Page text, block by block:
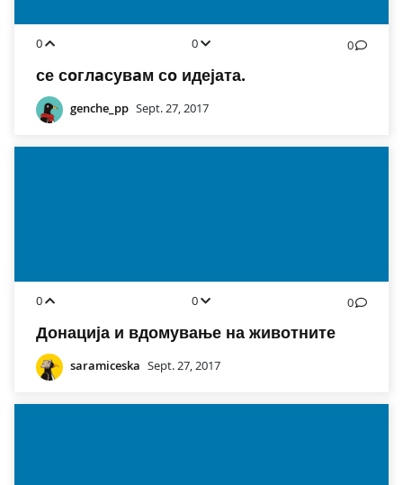
0 0 0
се сoглaсувaм сo идејата.
genche_pp Sept. 27, 2017
0 0 0
Донација и вдомување на животните
saramiceska Sept. 27, 2017